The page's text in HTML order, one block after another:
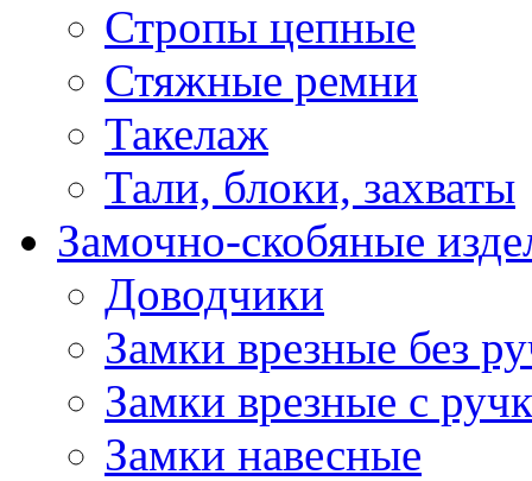
Стропы цепные
Стяжные ремни
Такелаж
Тали, блоки, захваты
Замочно-скобяные
Доводчики
Замки врезные без
Замки врезные с
Замки навесные